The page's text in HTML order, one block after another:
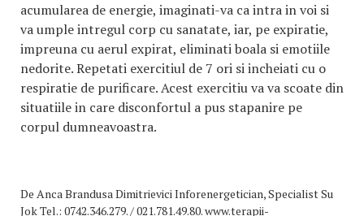
acumularea de energie, imaginati-va ca intra in voi si
va umple intregul corp cu sanatate, iar, pe expiratie,
impreuna cu aerul expirat, eliminati boala si emotiile
nedorite. Repetati exercitiul de 7 ori si incheiati cu o
respiratie de purificare. Acest exercitiu va va scoate din
situatiile in care disconfortul a pus stapanire pe
corpul dumneavoastra.
De Anca Brandusa Dimitrievici Inforenergetician, Specialist Su
Jok Tel.: 0742.346.279. / 021.781.49.80. www.terapii-